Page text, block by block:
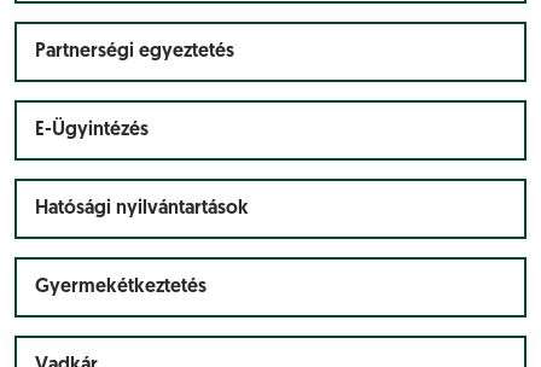
Partnerségi egyeztetés
E-Ügyintézés
Hatósági nyilvántartások
Gyermekétkeztetés